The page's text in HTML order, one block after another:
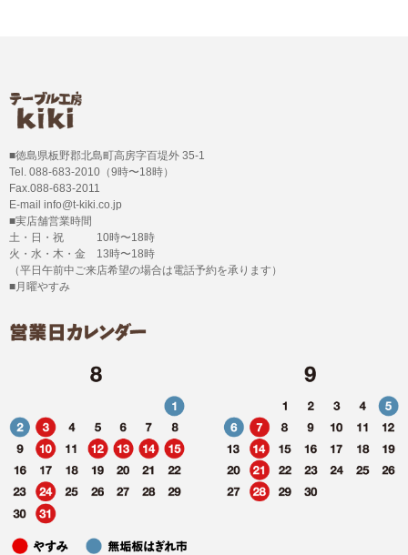
■徳島県板野郡北島町高房字百堤外 35-1
Tel. 088-683-2010（9時〜18時）
Fax.088-683-2011
E-mail info@t-kiki.co.jp
■実店舗営業時間
土・日・祝 10時〜18時
火・水・木・金 13時〜18時
（平日午前中ご来店希望の場合は電話予約を承ります）
■月曜やすみ